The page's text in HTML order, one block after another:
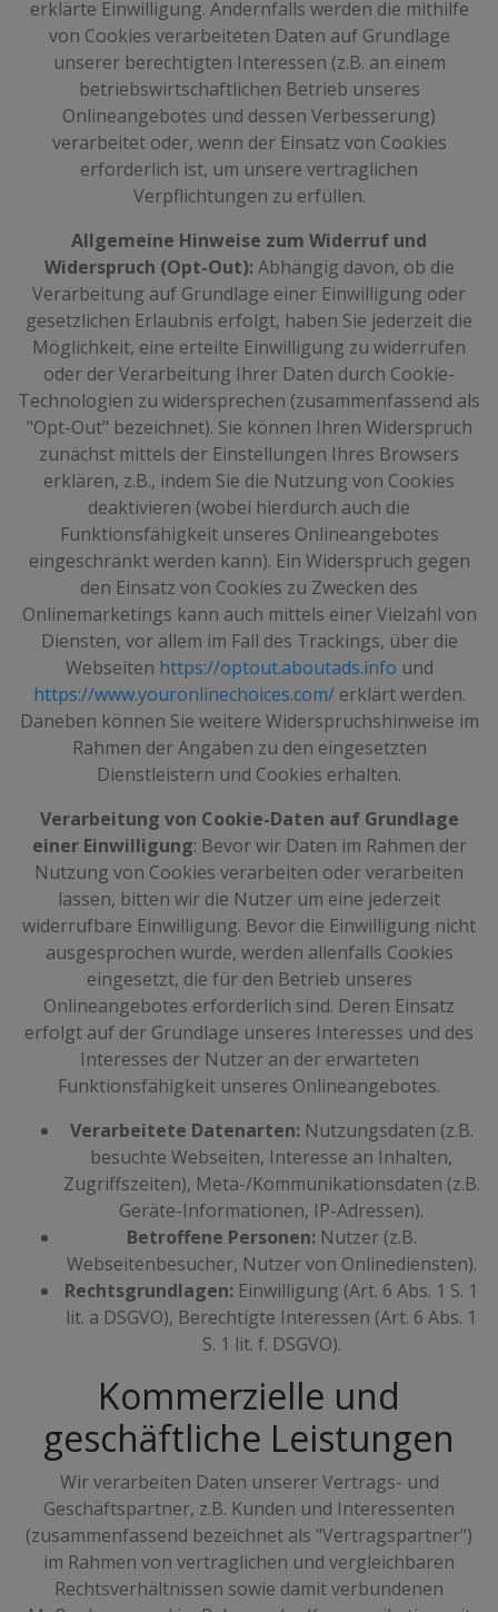
erklärte Einwilligung. Andernfalls werden die mithilfe
von Cookies verarbeiteten Daten auf Grundlage
unserer berechtigten Interessen (z.B. an einem
betriebswirtschaftlichen Betrieb unseres
Onlineangebotes und dessen Verbesserung)
verarbeitet oder, wenn der Einsatz von Cookies
erforderlich ist, um unsere vertraglichen
Verpflichtungen zu erfüllen.
Allgemeine Hinweise zum Widerruf und
Widerspruch (Opt-Out):Abhängig davon, ob die
Verarbeitung auf Grundlage einer Einwilligung oder
gesetzlichen Erlaubnis erfolgt, haben Sie jederzeit die
Möglichkeit, eine erteilte Einwilligung zu widerrufen
oder der Verarbeitung Ihrer Daten durch Cookie-
Technologien zu widersprechen (zusammenfassend als
"Opt-Out" bezeichnet). Sie können Ihren Widerspruch
zunächst mittels der Einstellungen Ihres Browsers
erklären, z.B., indem Sie die Nutzung von Cookies
deaktivieren (wobei hierdurch auch die
Funktionsfähigkeit unseres Onlineangebotes
eingeschränkt werden kann). Ein Widerspruch gegen
den Einsatz von Cookies zu Zwecken des
Onlinemarketings kann auch mittels einer Vielzahl von
Diensten, vor allem im Fall des Trackings, über die
Webseiten https://optout.aboutads.info und
https://www.youronlinechoices.com/erklärt werden.
Daneben können Sie weitere Widerspruchshinweise im
Rahmen der Angaben zu den eingesetzten
Dienstleistern und Cookies erhalten.
Verarbeitung von Cookie-Daten auf Grundlage
einer Einwilligung: Bevor wir Daten im Rahmen der
Nutzung von Cookies verarbeiten oder verarbeiten
lassen, bitten wir die Nutzer um eine jederzeit
widerrufbare Einwilligung. Bevor die Einwilligung nicht
ausgesprochen wurde, werden allenfalls Cookies
eingesetzt, die für den Betrieb unseres
Onlineangebotes erforderlich sind. Deren Einsatz
erfolgt auf der Grundlage unseres Interesses und des
Interesses der Nutzer an der erwarteten
Funktionsfähigkeit unseres Onlineangebotes.
Verarbeitete Datenarten:Nutzungsdaten (z.B.
besuchte Webseiten, Interesse an Inhalten,
Zugriffszeiten), Meta-/Kommunikationsdaten (z.B.
Geräte-Informationen, IP-Adressen).
Betroffene Personen:Nutzer (z.B.
Webseitenbesucher, Nutzer von Onlinediensten).
Rechtsgrundlagen: Einwilligung (Art. 6 Abs. 1 S. 1
lit. a DSGVO), Berechtigte Interessen (Art. 6 Abs. 1
S. 1 lit. f. DSGVO).
Kommerzielle und
geschäftliche Leistungen
Wir verarbeiten Daten unserer Vertrags- und
Geschäftspartner, z.B. Kunden und Interessenten
(zusammenfassend bezeichnet als "Vertragspartner")
im Rahmen von vertraglichen und vergleichbaren
Rechtsverhältnissen sowie damit verbundenen